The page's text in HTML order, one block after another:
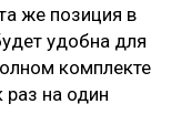
же позиция в
удобна для
комплекте
раз на один